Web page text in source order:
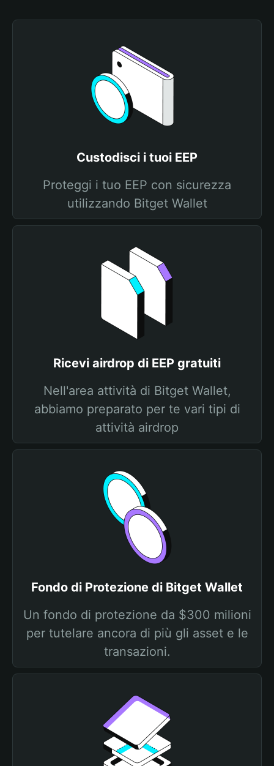
Custodisci i tuoi EEP
Proteggi i tuo EEP con sicurezza
utilizzando Bitget Wallet
Ricevi airdrop di EEP gratuiti
Nell'area attività di Bitget Wallet,
abbiamo preparato per te vari tipi di
attività airdrop
Fondo di Protezione di Bitget Wallet
Un fondo di protezione da $300 milioni
per tutelare ancora di più gli asset e le
transazioni.